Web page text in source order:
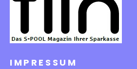
IMPRESSUM